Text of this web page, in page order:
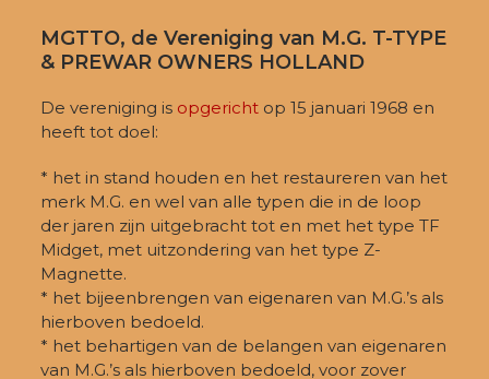
MGTTO, de Vereniging van M.G. T-TYPE
& PREWAR OWNERS HOLLAND
De vereniging is opgericht op 15 januari 1968 en
heeft tot doel:
* het in stand houden en het restaureren van het
merk M.G. en wel van alle typen die in de loop
der jaren zijn uitgebracht tot en met het type TF
Midget, met uitzondering van het type Z-
Magnette.
* het bijeenbrengen van eigenaren van M.G.’s als
hierboven bedoeld.
* het behartigen van de belangen van eigenaren
van M.G.’s als hierboven bedoeld, voor zover